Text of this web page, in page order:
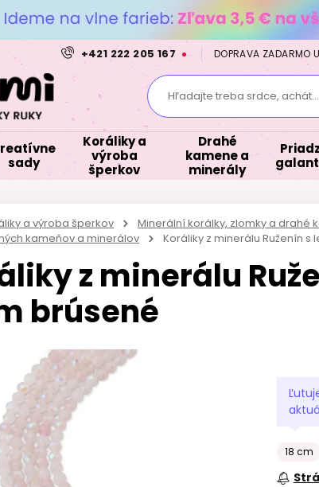
+421 222 205 167 DOPRAVA ZADARMO
Hľadajte treba srdce, achát...
sady
Koráliky a
výroba
šperkov
Drahé
kamene a
minerály
a výroba šperkov
Minerální korálky, zlomky a drahé
kameňov a minerálov
Koráliky z minerálu Ruženín s
z minerálu
brúsené
18 cm